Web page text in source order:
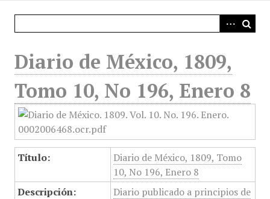
Diario de México, 1809,
Tomo 10, No 196, Enero 8
Título:
Diario de México, 1809, Tomo
10, No 196, Enero 8
Descripción:
Diario publicado a principios de